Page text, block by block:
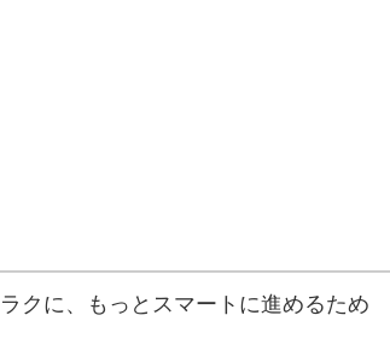
クに、もっとスマートに進めるため